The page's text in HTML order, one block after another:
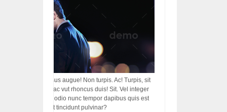
integer! Risus augue! Non turpis. Ac! Turpis, sit
rhoncus porttitor ac vut rhoncus duis! Sit. Vel integer
ut diam porttitor odio nunc tempor dapibus quis est
dictumst, vel amet tincidunt pulvinar?